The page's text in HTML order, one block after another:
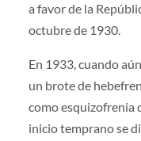
a favor de la
octubre de 1930.
En 1933, cuando
un brote de
como esquizofrenia
inicio temprano se